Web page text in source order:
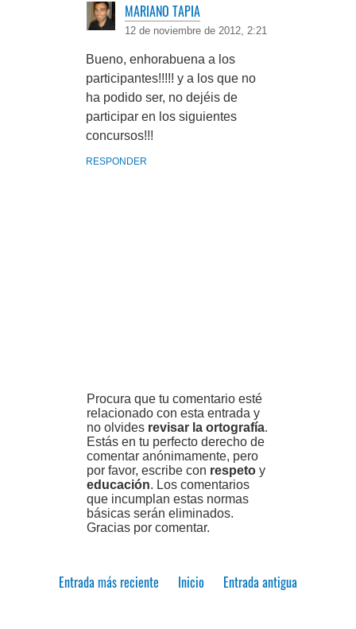
MARIANO TAPIA
12 de noviembre de 2012, 2:21
Bueno, enhorabuena a los
participantes!!!!! y a los que no
ha podido ser, no dejéis de
participar en los siguientes
concursos!!!
RESPONDER
Procura que tu comentario esté
relacionado con esta entrada y
no olvides revisar la ortografía.
Estás en tu perfecto derecho de
comentar anónimamente, pero
por favor, escribe con respeto y
educación. Los comentarios
que incumplan estas normas
básicas serán eliminados.
Gracias por comentar.
Entrada más reciente Entrada antigua
Inicio